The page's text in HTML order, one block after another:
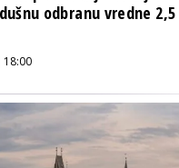
odbranu vredne